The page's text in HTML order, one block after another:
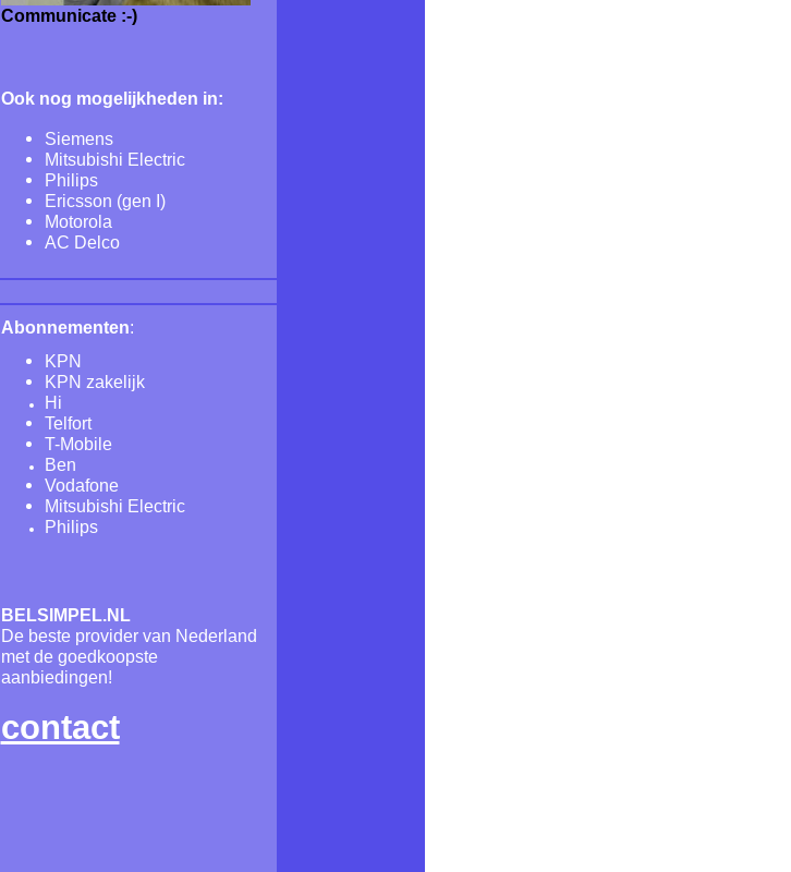
Communicate :-)
Ook nog mogelijkheden in:
Siemens
Mitsubishi Electric
Philips
Ericsson (gen I)
Motorola
AC Delco
Abonnementen:
KPN
KPN zakelijk
Hi
Telfort
T-Mobile
Ben
Vodafone
Mitsubishi Electric
Philips
BELSIMPEL.NL
De beste provider van Nederland
met de goedkoopste
aanbiedingen!
contact